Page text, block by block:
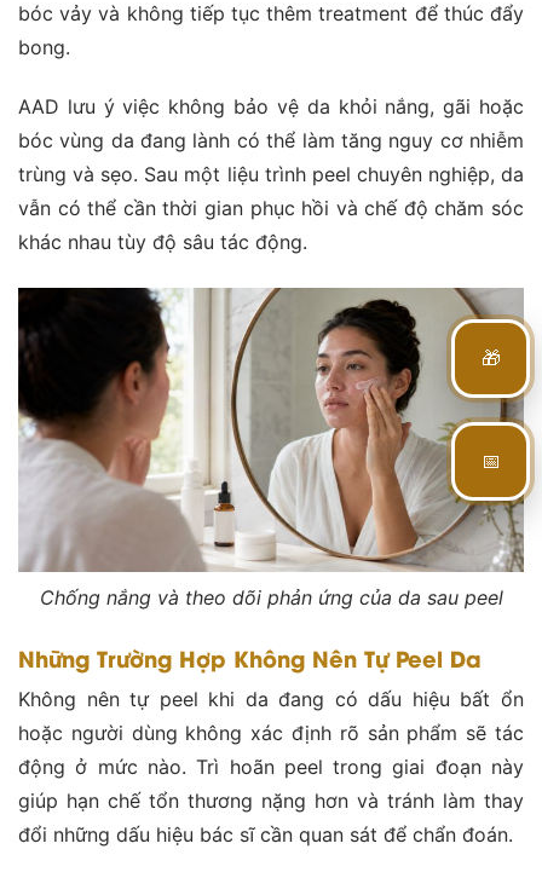
bóc vảy và không tiếp tục thêm treatment để thúc đẩy
bong.
AAD lưu ý việc không bảo vệ da khỏi nắng, gãi hoặc
bóc vùng da đang lành có thể làm tăng nguy cơ nhiễm
trùng và sẹo. Sau một liệu trình peel chuyên nghiệp, da
vẫn có thể cần thời gian phục hồi và chế độ chăm sóc
khác nhau tùy độ sâu tác động.
Chống nắng và theo dõi phản ứng của da sau peel
Những Trường Hợp Không Nên Tự Peel Da
Không nên tự peel khi da đang có dấu hiệu bất ổn
hoặc người dùng không xác định rõ sản phẩm sẽ tác
động ở mức nào. Trì hoãn peel trong giai đoạn này
giúp hạn chế tổn thương nặng hơn và tránh làm thay
đổi những dấu hiệu bác sĩ cần quan sát để chẩn đoán.
🎁
📅